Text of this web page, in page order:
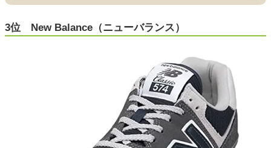
3位 New Balance（ニューバランス）